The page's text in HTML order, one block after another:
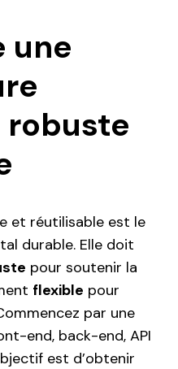
une
et réutilisable est le
durable. Elle doit
pour soutenir la
flexible pour
par une
end, back-end, API
est d’obtenir